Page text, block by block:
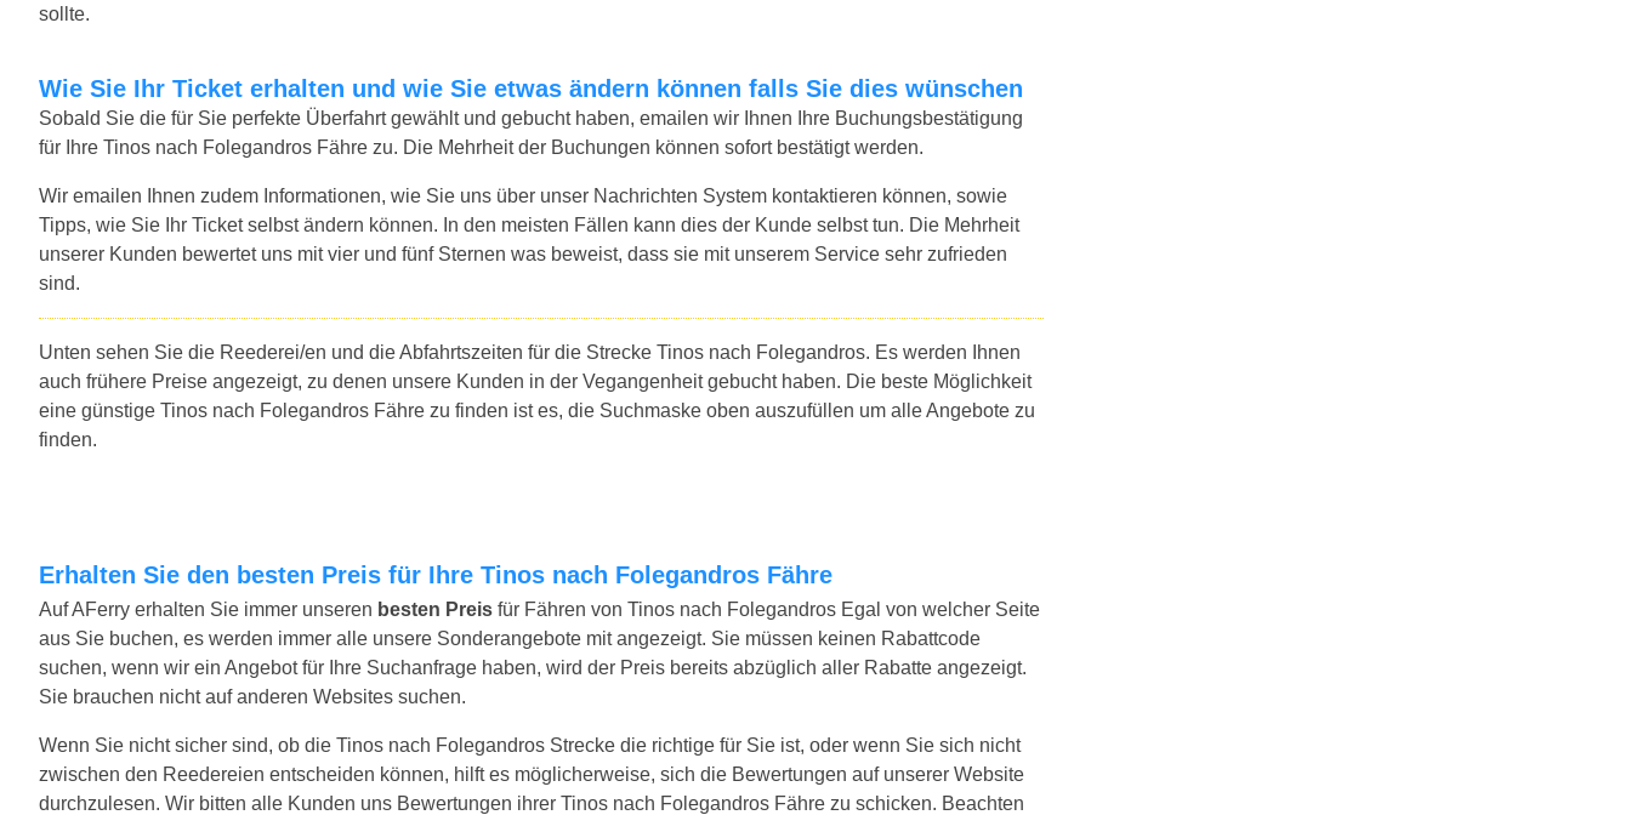
sollte.
Wie Sie Ihr Ticket erhalten und wie Sie etwas ändern können falls Sie dies wünschen
Sobald Sie die für Sie perfekte Überfahrt gewählt und gebucht haben, emailen wir Ihnen Ihre Buchungsbestätigung
für Ihre Tinos nach Folegandros Fähre zu. Die Mehrheit der Buchungen können sofort bestätigt werden.
Wir emailen Ihnen zudem Informationen, wie Sie uns über unser Nachrichten System kontaktieren können, sowie
Tipps, wie Sie Ihr Ticket selbst ändern können. In den meisten Fällen kann dies der Kunde selbst tun. Die Mehrheit
unserer Kunden bewertet uns mit vier und fünf Sternen was beweist, dass sie mit unserem Service sehr zufrieden
sind.
Unten sehen Sie die Reederei/en und die Abfahrtszeiten für die Strecke Tinos nach Folegandros. Es werden Ihnen
auch frühere Preise angezeigt, zu denen unsere Kunden in der Vegangenheit gebucht haben. Die beste Möglichkeit
eine günstige Tinos nach Folegandros Fähre zu finden ist es, die Suchmaske oben auszufüllen um alle Angebote zu
finden.
Erhalten Sie den besten Preis für Ihre Tinos nach Folegandros Fähre
Auf AFerry erhalten Sie immer unseren besten Preis für Fähren von Tinos nach Folegandros Egal von welcher Seite
aus Sie buchen, es werden immer alle unsere Sonderangebote mit angezeigt. Sie müssen keinen Rabattcode
suchen, wenn wir ein Angebot für Ihre Suchanfrage haben, wird der Preis bereits abzüglich aller Rabatte angezeigt.
Sie brauchen nicht auf anderen Websites suchen.
Wenn Sie nicht sicher sind, ob die Tinos nach Folegandros Strecke die richtige für Sie ist, oder wenn Sie sich nicht
zwischen den Reedereien entscheiden können, hilft es möglicherweise, sich die Bewertungen auf unserer Website
durchzulesen. Wir bitten alle Kunden uns Bewertungen ihrer Tinos nach Folegandros Fähre zu schicken. Beachten